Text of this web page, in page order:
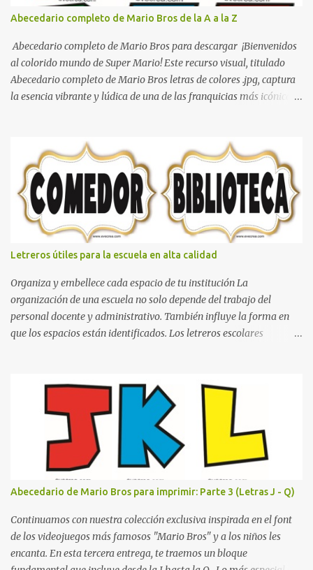
Abecedario completo de Mario Bros de la A a la Z
Abecedario completo de Mario Bros para descargar ¡Bienvenidos
al colorido mundo de Super Mario! Este recurso visual, titulado
Abecedario completo de Mario Bros letras de colores .jpg, captura
la esencia vibrante y lúdica de una de las franquicias más icónicas
tipografía clásica y robusta que los fans han reconocido por
décadas. En esta primera sección, el abecedario nos presenta:
Identidad Visual: Un diseño de bloques con bordes negros gruesos
que resaltan sobre cualquier fondo. Paleta de Colores: Una
secuencia dinámica que alterna entre el rojo de Mario, el verde de
Luigi, y los tonos azul y amarillo clásicos de los elementos del
juego. Contenido Actual: La imagen muestra la organización desde
la letra A hasta la M, estableciendo el estilo geométrico y divertido
que define a toda la colección. Primera parte del juego de letras
in...
Letreros útiles para la escuela en alta calidad
Organiza y embellece cada espacio de tu institución La
organización de una escuela no solo depende del trabajo del
personal docente y administrativo. También influye la forma en
que los espacios están identificados. Los letreros escolares
decorativo que hace que la institución luzca más ordenada,
moderna y acogedora. Pensando en esta necesidad, he diseñado
una colección de letreros útiles para la escuela con un estilo
elegante, fácil de leer y listo para imprimir en alta calidad. Su
diseño busca combinar funcionalidad y estética, logrando que
cualquier institución educativa proyecte una imagen más
organizada y profesional. ¿Por qué son importantes los letreros
escolares? En una escuela conviven diariamente cientos de
personas. Para quienes visitan la institución por primera vez,
encontrar la biblioteca, la dirección o un aula específica puede
resultar c...
Abecedario de Mario Bros para imprimir: Parte 3 (Letras J - Q)
Continuamos con nuestra colección exclusiva inspirada en el font
de los videojuegos más famosos "Mario Bros" y a los niños les
encanta. En esta tercera entrega, te traemos un bloque